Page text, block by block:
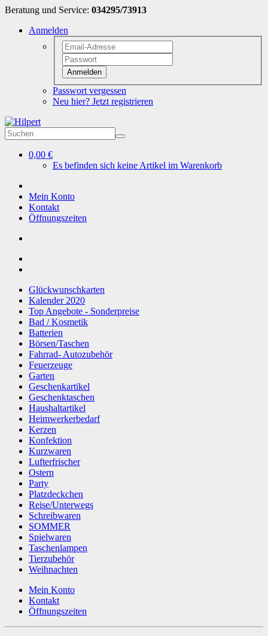
Beratung und Service: 034295/73913
Anmelden
Anmelden
Passwort vergessen
Neu hier? Jetzt registrieren
0,00 €
Es befinden sich keine Artikel im Warenkorb
Mein Konto
Kontakt
Öffnungszeiten
Glückwunschkarten
Kalender 2020
Top Angebote - Sonderpreise
Bad / Kosmetik
Batterien
Börsen/Taschen
Fahrrad- Autozubehör
Feuerzeuge
Garten
Geschenkartikel
Geschenktaschen
Haushaltartikel
Heimwerkerbedarf
Kerzen
Konfektion
Kurzwaren
Lufterfrischer
Ostern
Party
Platzdeckchen
Reise/Unterwegs
Schreibwaren
SOMMER
Spielwaren
Taschenlampen
Tierzubehör
Weihnachten
Mein Konto
Kontakt
Öffnungszeiten